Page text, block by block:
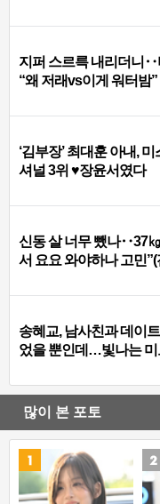
지퍼 스르륵 내리더니‥
“왜 저래vs이게 워터밤
‘김부장’ 최대훈 아내,
셔널 3위 ♥장윤서였다
신동 살 너무 뺐나‥37
서 요요 와야하나 고민
송혜교, 남사친과 데이
었을 뿐인데…빛나는 미
많이 본 포토